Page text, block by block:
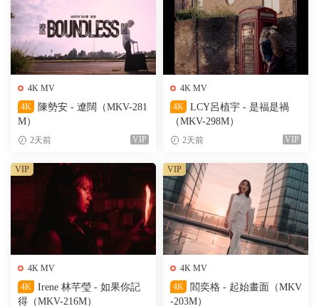
4K MV
4K
陳勢安 - 遼闊（MKV-281
M）
2天前 VIP
4K MV
4K
LCY呂植宇 - 是福是禍
（MKV-298M）
2天前 VIP
4K MV
4K
Irene 林芊瑩 - 如果你記
得（MKV-216M）
VIP
4K MV
4K
閻奕格 - 起始畫面（MKV
-203M）
VIP